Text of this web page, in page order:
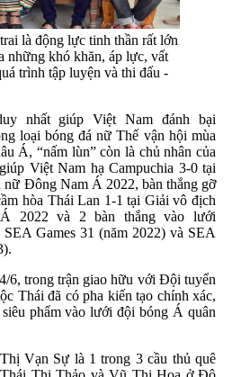
là động lực tinh thần rất lớn
những khó khăn, áp lực, vất
trình tập luyện và thi đấu -
nhất giúp Việt Nam đánh bại
loại bóng đá nữ Thế vận hội mùa
Á, “nấm lùn” còn là chủ nhân của
Việt Nam hạ Campuchia 3-0 tại
nữ Đông Nam Á 2022, bàn thắng gỡ
hòa Thái Lan 1-1 tại Giải vô địch
2022 và 2 bàn thắng vào lưới
Games 31 (năm 2022) và SEA
6, trong trận giao hữu với Đội tuyển
Thái đã có pha kiến tạo chính xác,
phẩm vào lưới đội bóng Á quân
Vạn Sự là 1 trong 3 cầu thủ quê